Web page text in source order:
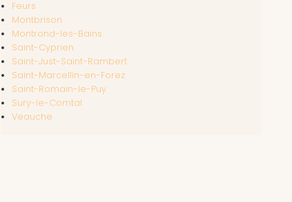
Feurs
Montbrison
Montrond-les-Bains
Saint-Cyprien
Saint-Just-Saint-Rambert
Saint-Marcellin-en-Forez
Saint-Romain-le-Puy
Sury-le-Comtal
Veauche